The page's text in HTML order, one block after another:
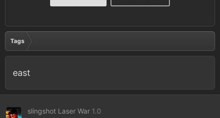
Tags
east
slingshot Laser War 1.0